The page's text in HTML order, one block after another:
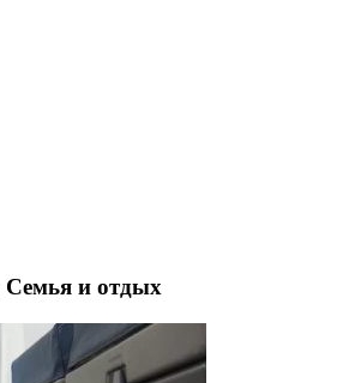
Семья и отдых